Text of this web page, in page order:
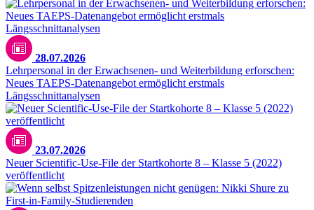
28.07.2026
Lehrpersonal in der Erwachsenen- und Weiterbildung erforschen:
Neues TAEPS-Datenangebot ermöglicht erstmals
Längsschnittanalysen
23.07.2026
Neuer Scientific-Use-File der Startkohorte 8 – Klasse 5 (2022)
veröffentlicht